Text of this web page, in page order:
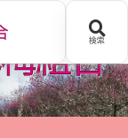
検索